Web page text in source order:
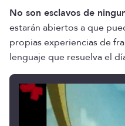
No son esclavos de
estarán abiertos a que
propias experiencias de
lenguaje que resuelva el